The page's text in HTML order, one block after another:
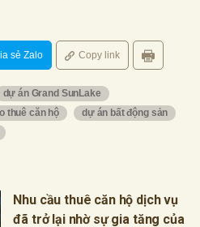
sẻ Zalo Copy link
dự án Grand SunLake
thuê căn hộ
dự án bất động sản
Nhu cầu thuê căn hộ dịch vụ
đã trở lại nhờ sự gia tăng của